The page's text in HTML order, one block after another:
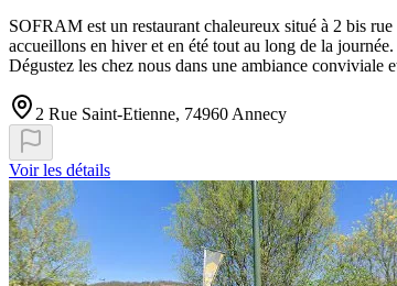
SOFRAM est un restaurant chaleureux situé à 2 bis
accueillons en hiver et en été tout au long de la
Dégustez les chez nous dans une ambiance conviviale
2 Rue Saint-Etienne, 74960 Annecy
Voir les détails